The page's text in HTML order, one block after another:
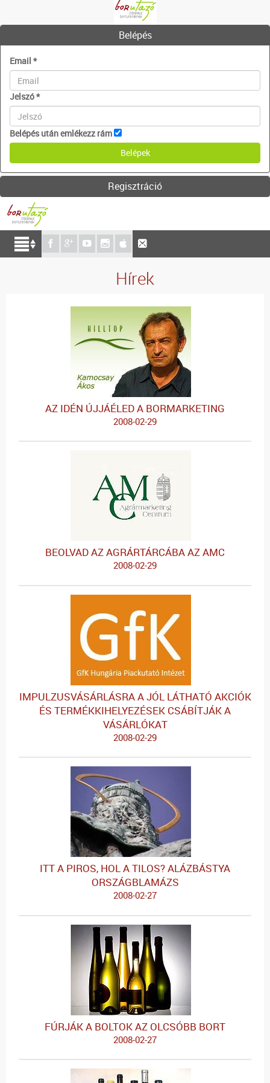
Belépés
Email *
Jelszó*
Belépés után emlékezz rám
Regisztráció
Hírek
AZ IDÉN ÚJJÁÉLED A BORMARKETING
2008-02-29
BEOLVAD AZ AGRÁRTÁRCÁBA AZ AMC
2008-02-29
IMPULZUSVÁSÁRLÁSRA A JÓL LÁTHATÓ AKCIÓK
ÉS TERMÉKKIHELYEZÉSEK CSÁBÍTJÁK A
VÁSÁRLÓKAT
2008-02-29
ITT A PIROS, HOL A TILOS? ALÁZBÁSTYA
ORSZÁGBLAMÁZS
2008-02-27
FÚRJÁK A BOLTOK AZ OLCSÓBB BORT
2008-02-27